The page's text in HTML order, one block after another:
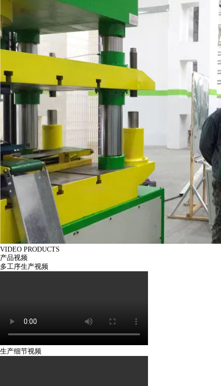
VIDEO PRODUCTS
产品视频
多工序生产视频
生产细节视频